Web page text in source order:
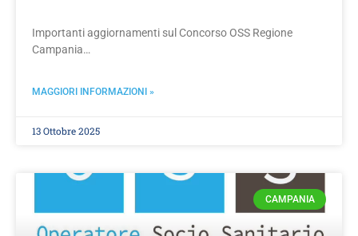
Importanti aggiornamenti sul Concorso OSS Regione
Campania…
MAGGIORI INFORMAZIONI »
13 Ottobre 2025
CAMPANIA